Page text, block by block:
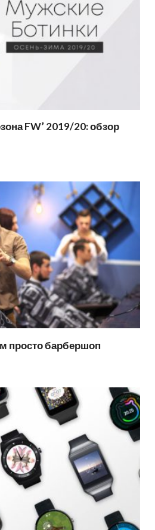
FW’ 2019/20: обзор
просто барбершоп